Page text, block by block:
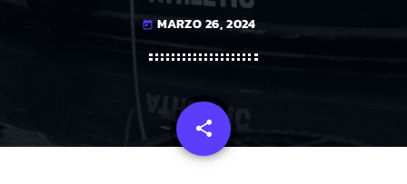
today MARZO 26, 2024
share
email